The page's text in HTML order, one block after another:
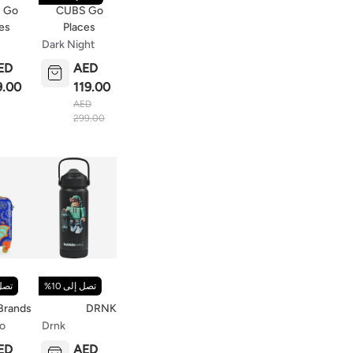
Dark Night
Ray School
Bag
CUBS Go
Places
AED
119.00
AED
299.00
Go
Drnk
Bubblebottle
DRNK
AED
تصل إلى 10% تصل